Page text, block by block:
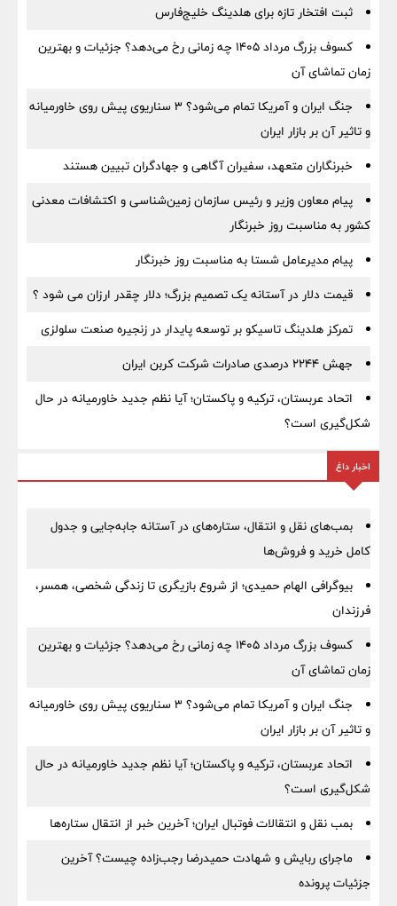
ثبت افتخار تازه برای هلدینگ خلیج‌فارس
کسوف بزرگ مرداد ۱۴۰۵ چه زمانی رخ می‌دهد؟ جزئیات و بهترین
زمان تماشای آن
جنگ ایران و آمریکا تمام می‌شود؟ ۳ سناریوی پیش روی خاورمیانه
و تاثیر آن بر بازار ایران
خبرنگاران متعهد، سفیران آگاهی و جهادگران تبیین هستند
پیام معاون وزیر و رئیس سازمان زمین‌شناسی و اکتشافات معدنی
کشور به مناسبت روز خبرنگار
پیام مدیرعامل شستا به مناسبت روز خبرنگار
قیمت دلار در آستانه یک تصمیم بزرگ؛ دلار چقدر ارزان می شود ؟
تمرکز هلدینگ تاسیکو بر توسعه پایدار در زنجیره صنعت سلولزی
جهش ۲۲۴۴ درصدی صادرات شرکت کربن ایران
اتحاد عربستان، ترکیه و پاکستان؛ آیا نظم جدید خاورمیانه در حال
شکل‌گیری است؟
اخبار داغ
بمب‌های نقل و انتقال، ستاره‌های در آستانه جابه‌جایی و جدول
کامل خرید و فروش‌ها
بیوگرافی الهام حمیدی؛ از شروع بازیگری تا زندگی شخصی، همسر،
فرزندان
کسوف بزرگ مرداد ۱۴۰۵ چه زمانی رخ می‌دهد؟ جزئیات و بهترین
زمان تماشای آن
جنگ ایران و آمریکا تمام می‌شود؟ ۳ سناریوی پیش روی خاورمیانه
و تاثیر آن بر بازار ایران
اتحاد عربستان، ترکیه و پاکستان؛ آیا نظم جدید خاورمیانه در حال
شکل‌گیری است؟
بمب نقل‌ و انتقالات فوتبال ایران؛ آخرین خبر از انتقال ستاره‌ها
ماجرای ربایش و شهادت حمیدرضا رجب‌زاده چیست؟ آخرین
جزئیات پرونده